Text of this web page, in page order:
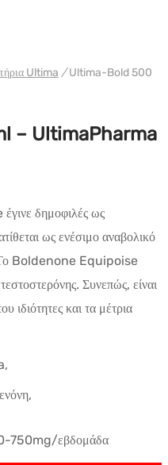
Ultima /Ultima-Bold 500
– UltimaPharma
δημοφιλές ως
ως ενέσιμο αναβολικό
Το Boldenone Equipoise
Συνεπώς, είναι
ιδιότητες και τα μέτρια
750mg/εβδομάδα